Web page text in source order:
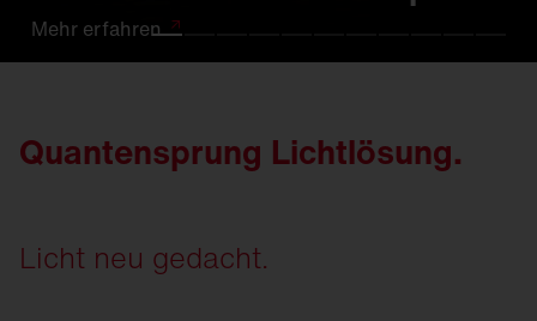
Mehr erfahren
Mehr erfahren.
Mehr erfahren
Mehr erfahren
Mehr erfahren
Mehr erfahren
Mehr erfahren
Mehr erfahren
Mehr erfahren.
Mehr erfahren
Mehr erfahren
Quantensprung Lichtlösung.
Licht neu gedacht.